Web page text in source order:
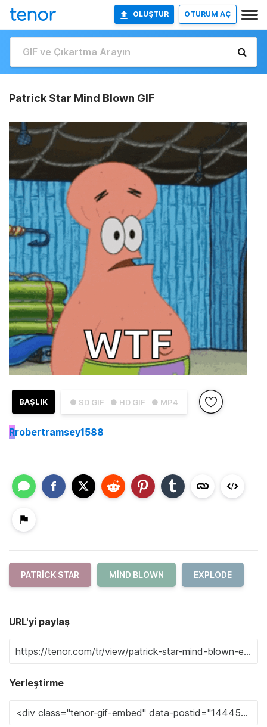
OLUŞTUR OTURUM AÇ
Patrick Star Mind Blown GIF
● SD GIF ● HD GIF ● MP4
BAŞLIK
Rrobertramsey1588
PATRICK STAR MIND BLOWN EXPLODE
URL'yi paylaş
Yerleştirme